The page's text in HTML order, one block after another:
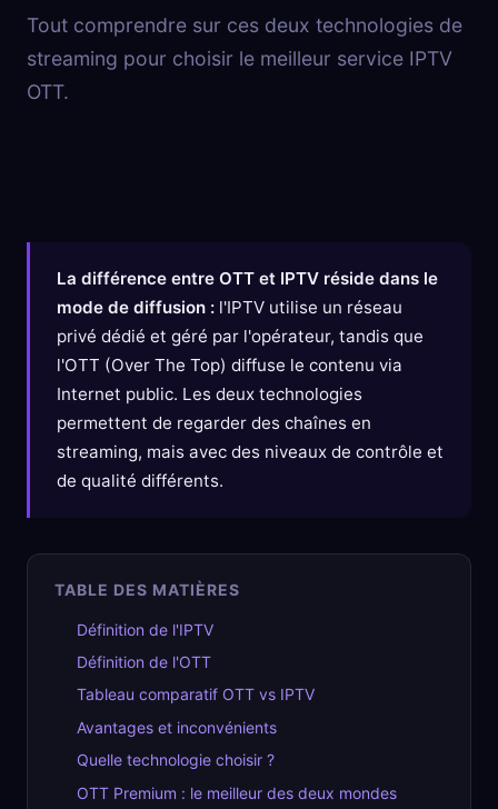
Tout comprendre sur ces deux technologies de
streaming pour choisir le meilleur service IPTV
OTT.
La différence entre OTT et IPTV réside dans le
mode de diffusion : l'IPTV utilise un réseau
privé dédié et géré par l'opérateur, tandis que
l'OTT (Over The Top) diffuse le contenu via
Internet public. Les deux technologies
permettent de regarder des chaînes en
streaming, mais avec des niveaux de contrôle et
de qualité différents.
TABLE DES MATIÈRES
Définition de l'IPTV
Définition de l'OTT
Tableau comparatif OTT vs IPTV
Avantages et inconvénients
Quelle technologie choisir ?
OTT Premium : le meilleur des deux mondes